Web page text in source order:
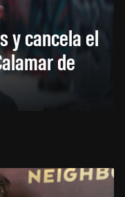
y cancela el
de